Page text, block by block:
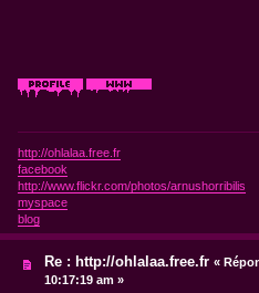
http://ohlalaa.free.fr
facebook
http://www.flickr.com/photos/arnushorribilis
myspace
blog
Re : http://ohlalaa.free.fr «
10:17:19 am »